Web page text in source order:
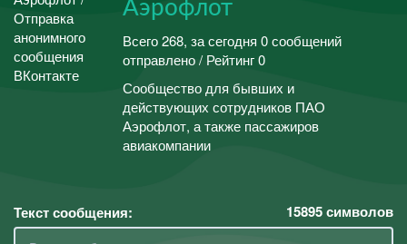
Аэрофлот
Всего 268, за сегодня 0 сообщений
отправлено / Рейтинг 0
Сообщество для бывших и
действующих сотрудников ПАО
Аэрофлот, а также пассажиров
авиакомпании
Текст сообщения: 15895символов